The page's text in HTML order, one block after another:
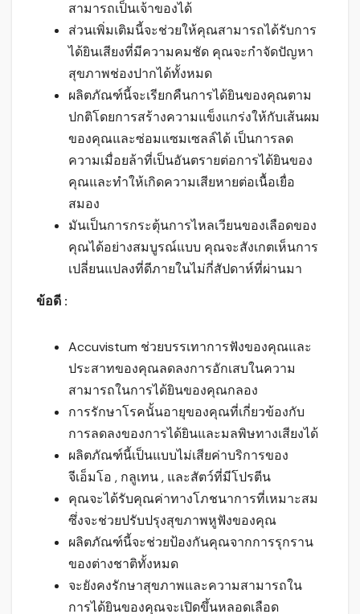
สามารถเป็นเจ้าของได้
ส่วนเพิ่มเติมนี้จะช่วยให้คุณสามารถได้รับการ
ได้ยินเสียงที่มีความคมชัด คุณจะกำจัดปัญหา
สุขภาพช่องปากได้ทั้งหมด
ผลิตภัณฑ์นี้จะเรียกคืนการได้ยินของคุณตาม
ปกติโดยการสร้างความแข็งแกร่งให้กับเส้นผม
ของคุณและซ่อมแซมเซลล์ได้ เป็นการลด
ความเมื่อยล้าที่เป็นอันตรายต่อการได้ยินของ
คุณและทำให้เกิดความเสียหายต่อเนื้อเยื่อ
สมอง
มันเป็นการกระตุ้นการไหลเวียนของเลือดของ
คุณได้อย่างสมบูรณ์แบบ คุณจะสังเกตเห็นการ
เปลี่ยนแปลงที่ดีภายในไม่กี่สัปดาห์ที่ผ่านมา
ข้อดี :
Accuvistum ช่วยบรรเทาการฟังของคุณและ
ประสาทของคุณลดลงการอักเสบในความ
สามารถในการได้ยินของคุณกลอง
การรักษาโรคนั้นอายุของคุณที่เกี่ยวข้องกับ
การลดลงของการได้ยินและมลพิษทางเสียงได้
ผลิตภัณฑ์นี้เป็นแบบไม่เสียค่าบริการของ
จีเอ็มโอ , กลูเทน , และสัตว์ที่มีโปรตีน
คุณจะได้รับคุณค่าทางโภชนาการที่เหมาะสม
ซึ่งจะช่วยปรับปรุงสุขภาพหูฟังของคุณ
ผลิตภัณฑ์นี้จะช่วยป้องกันคุณจากการรุกราน
ของต่างชาติทั้งหมด
จะยังคงรักษาสุขภาพและความสามารถใน
การได้ยินของคุณจะเปิดขึ้นหลอดเลือด